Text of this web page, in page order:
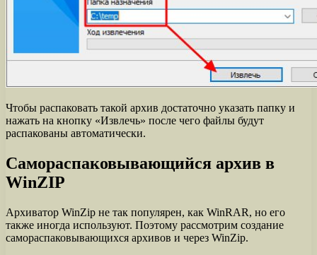
Чтобы распаковать такой архив достаточно указать папку и
нажать на кнопку «Извлечь» после чего файлы будут
распакованы автоматически.
Самораспаковывающийся архив в
WinZIP
Архиватор WinZip не так популярен, как WinRAR, но его
также иногда используют. Поэтому рассмотрим создание
самораспаковывающихся архивов и через WinZip.